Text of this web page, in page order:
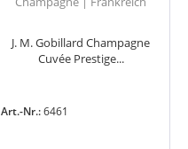
J. M. Gobillard Champagne
Cuvée Prestige...
Art.-Nr.:6461